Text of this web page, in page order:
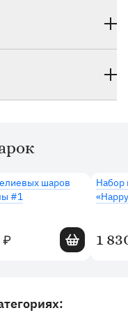
шаров
#1
₽ Добавить в
Набор
1